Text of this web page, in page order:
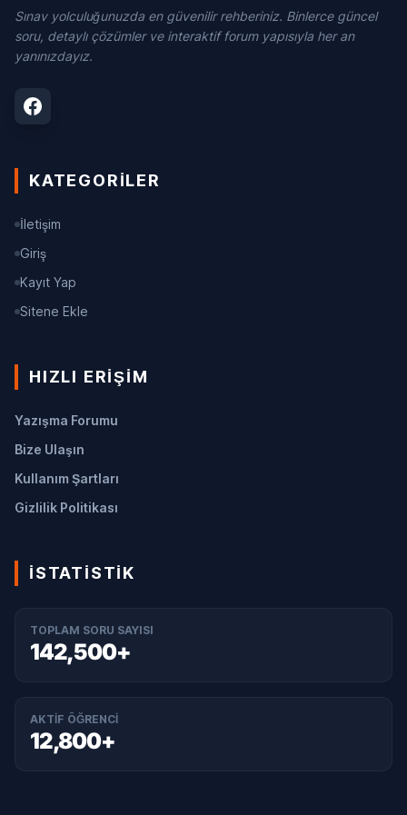
Sınav yolculuğunuzda en güvenilir rehberiniz. Binlerce güncel
soru, detaylı çözümler ve interaktif forum yapısıyla her an
yanınızdayız.
KATEGORILER
İletişim
Giriş
Kayıt Yap
Sitene Ekle
HIZLI ERIŞIM
Yazışma Forumu
Bize Ulaşın
Kullanım Şartları
Gizlilik Politikası
İSTATISTIK
TOPLAM SORU SAYISI
142,500+
AKTIF ÖĞRENCI
12,800+